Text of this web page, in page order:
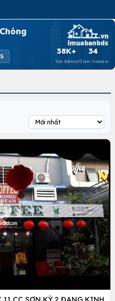
38K+
TIN ĐĂNG
34
TỈNH THÀNH